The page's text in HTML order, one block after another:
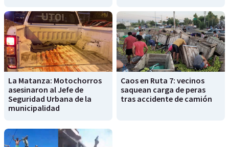
La Matanza: Motochorros
asesinaron al Jefe de
Seguridad Urbana de la
municipalidad
Caos en Ruta 7: vecinos
saquean carga de peras
tras accidente de camión